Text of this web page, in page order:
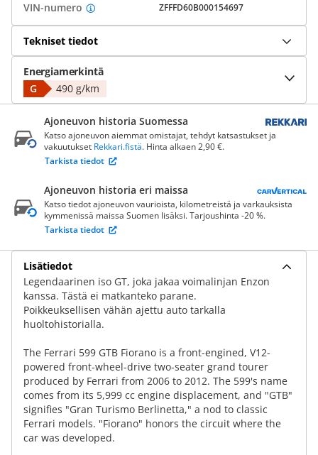
VIN-numero
ZFFFD60B000154697
Tekniset tiedot
Energiamerkintä
G
490 g/km
Ajoneuvon historia Suomessa
Katso ajoneuvon aiemmat omistajat, tehdyt katsastukset ja
vakuutukset Rekkari.fistä. Hinta alkaen 2,90 €.
Tarkista tiedot
Ajoneuvon historia eri maissa
Katso tiedot ajoneuvon vaurioista, kilometreistä ja varkauksista
kymmenissä maissa Suomen lisäksi. Tarjoushinta -20 %.
Tarkista tiedot
Lisätiedot
Legendaarinen iso GT, joka jakaa voimalinjan Enzon
kanssa. Tästä ei matkanteko parane.
Poikkeuksellisen vähän ajettu auto tarkalla
huoltohistorialla.
The Ferrari 599 GTB Fiorano is a front-engined, V12-
powered front-wheel-drive two-seater grand tourer
produced by Ferrari from 2006 to 2012. The 599's name
comes from its 5,999 cc engine displacement, and "GTB"
signifies "Gran Turismo Berlinetta," a nod to classic
Ferrari models. "Fiorano" honors the circuit where the
car was developed.